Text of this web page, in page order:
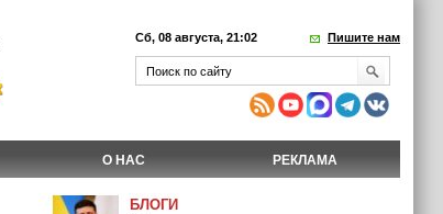
Сб, 08 августа, 21:02 Пишите нам
О НАС РЕКЛАМА
БЛОГИ